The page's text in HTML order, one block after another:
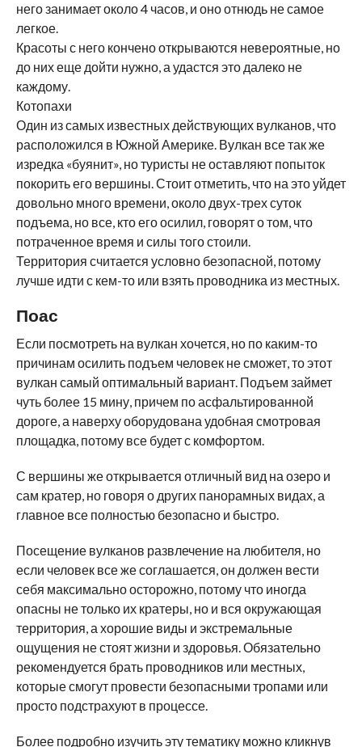
него занимает около 4 часов, и оно отнюдь не самое
легкое.
Красоты с него кончено открываются невероятные, но
до них еще дойти нужно, а удастся это далеко не
каждому.
Котопахи
Один из самых известных действующих вулканов, что
расположился в Южной Америке. Вулкан все так же
изредка «буянит», но туристы не оставляют попыток
покорить его вершины. Стоит отметить, что на это уйдет
довольно много времени, около двух-трех суток
подъема, но все, кто его осилил, говорят о том, что
потраченное время и силы того стоили.
Территория считается условно безопасной, потому
лучше идти с кем-то или взять проводника из местных.
Поас
Если посмотреть на вулкан хочется, но по каким-то
причинам осилить подъем человек не сможет, то этот
вулкан самый оптимальный вариант. Подъем займет
чуть более 15 мину, причем по асфальтированной
дороге, а наверху оборудована удобная смотровая
площадка, потому все будет с комфортом.
С вершины же открывается отличный вид на озеро и
сам кратер, но говоря о других панорамных видах, а
главное все полностью безопасно и быстро.
Посещение вулканов развлечение на любителя, но
если человек все же соглашается, он должен вести
себя максимально осторожно, потому что иногда
опасны не только их кратеры, но и вся окружающая
территория, а хорошие виды и экстремальные
ощущения не стоят жизни и здоровья. Обязательно
рекомендуется брать проводников или местных,
которые смогут провести безопасными тропами или
просто подстрахуют в процессе.
Более подробно изучить эту тематику можно кликнув